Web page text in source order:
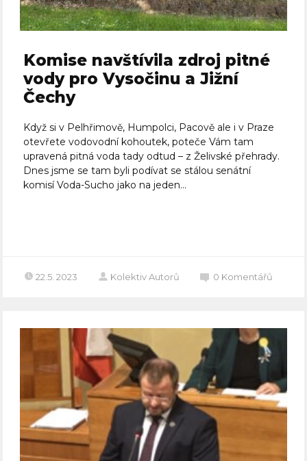
Komise navštívila zdroj pitné
vody pro Vysočinu a Jižní
Čechy
Když si v Pelhřimově, Humpolci, Pacově ale i v Praze
otevřete vodovodní kohoutek, poteče Vám tam
upravená pitná voda tady odtud – z Želivské přehrady.
Dnes jsme se tam byli podívat se stálou senátní
komisí Voda-Sucho jako na jeden...
22.5. 2023 Kolektiv Autorů 0 Komentářů